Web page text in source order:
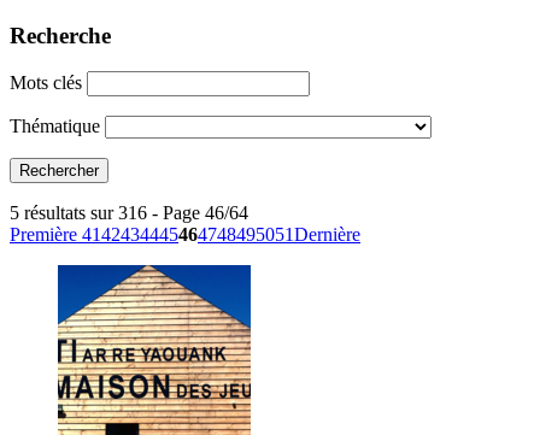
Recherche
Mots clés
Thématique
5 résultats sur 316 - Page 46/64
Première 4142434445464748495051Dernière